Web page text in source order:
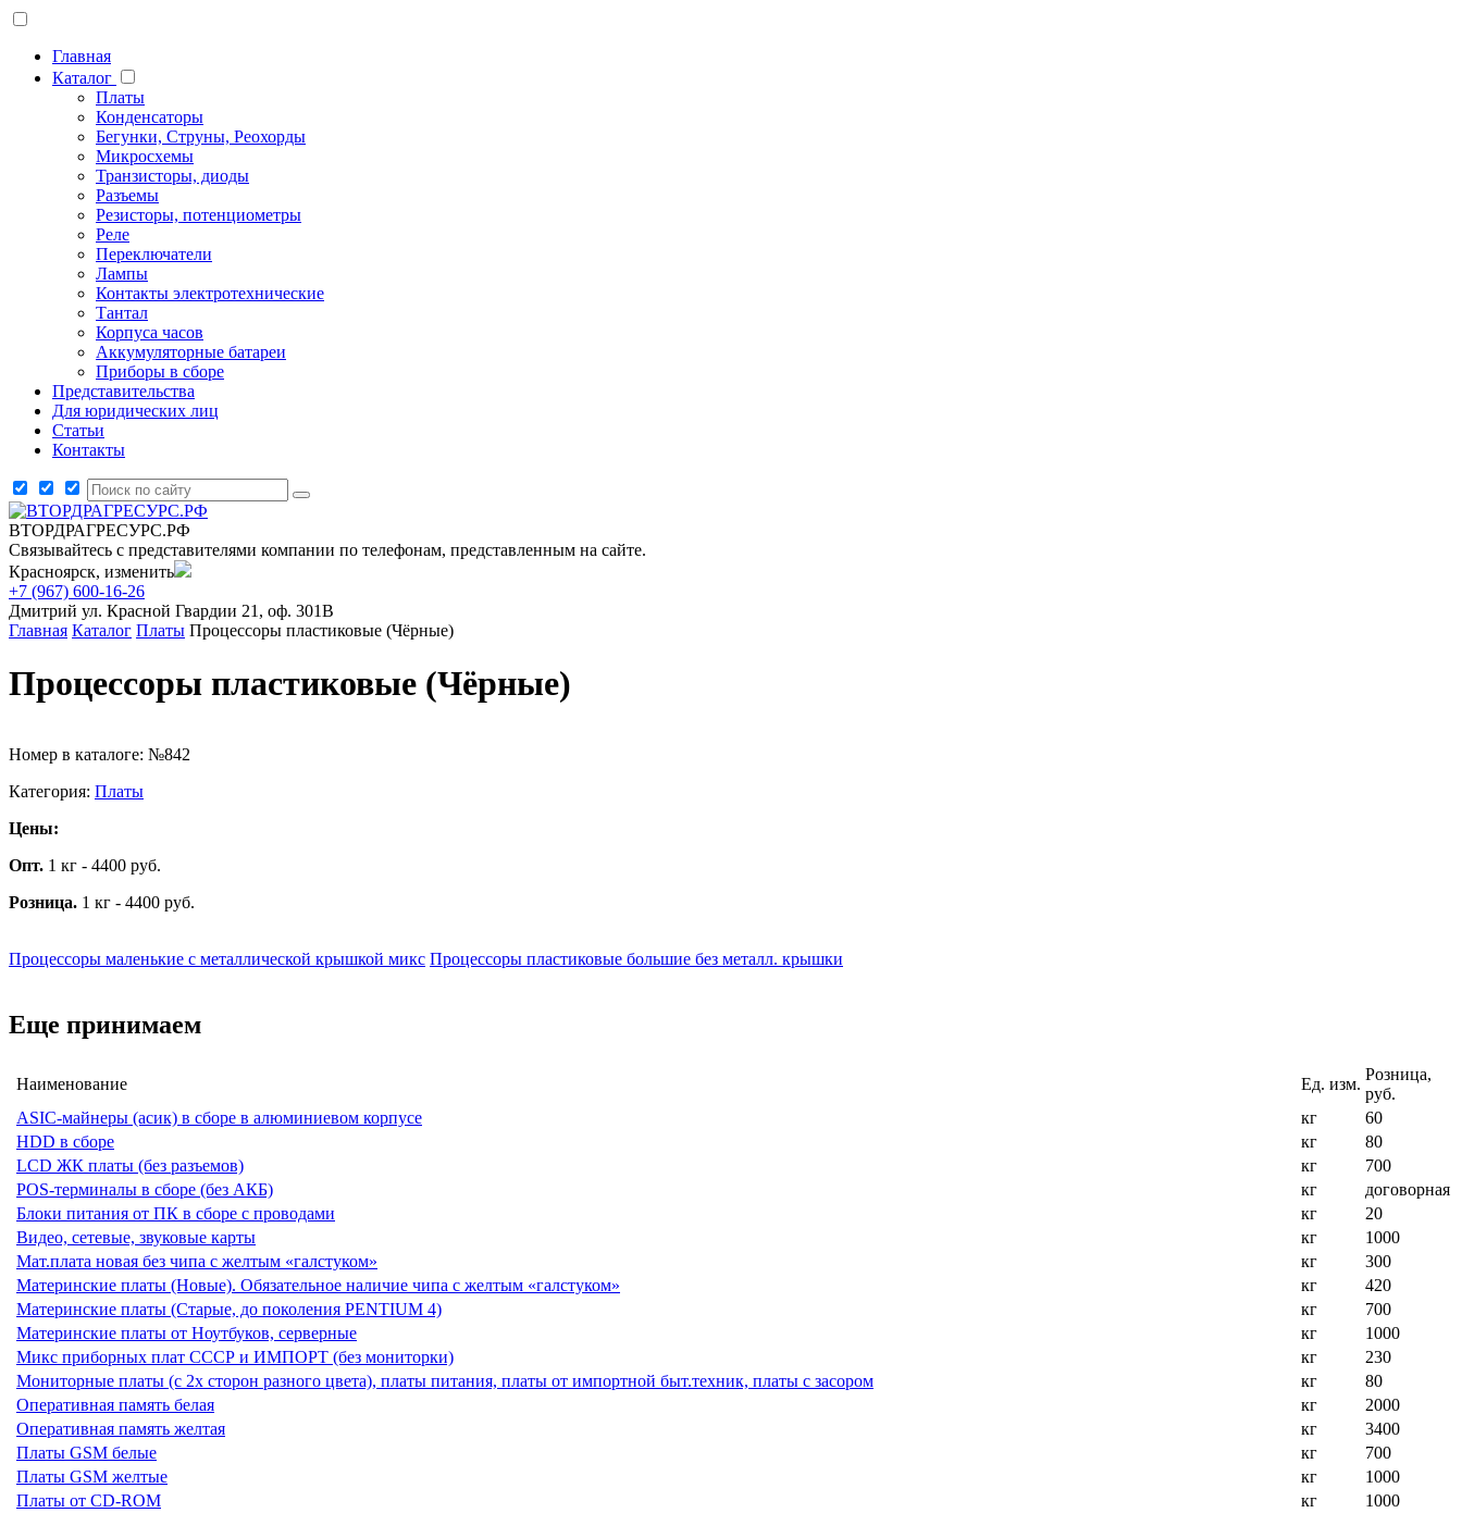
Главная
Каталог
Платы
Конденсаторы
Бегунки, Струны, Реохорды
Микросхемы
Транзисторы, диоды
Разъемы
Резисторы, потенциометры
Реле
Переключатели
Лампы
Контакты электротехнические
Тантал
Корпуса часов
Аккумуляторные батареи
Приборы в сборе
Представительства
Для юридических лиц
Статьи
Контакты
ВТОРДРАГРЕСУРС.РФ
Связывайтесь с представителями компании по телефонам, представленным на сайте.
Красноярск, изменить
+7 (967) 600-16-26
Дмитрий ул. Красной Гвардии 21, оф. 301В
Главная Каталог Платы Процессоры пластиковые (Чёрные)
Процессоры пластиковые (Чёрные)
Номер в каталоге: №842
Категория: Платы
Цены:
Опт. 1 кг - 4400 руб.
Розница. 1 кг - 4400 руб.
Процессоры маленькие с металлической крышкой микс Процессоры пластиковые большие без металл. крышки
Еще принимаем
Наименование Ед. изм.
Розница,
руб.
ASIC-майнеры (асик) в сборе в алюминиевом корпусе
кг
60
HDD в сборе
кг
80
LCD ЖК платы (без разъемов)
кг
700
POS-терминалы в сборе (без АКБ)
кг
договорная
Блоки питания от ПК в сборе с проводами
кг
20
Видео, сетевые, звуковые карты
кг
1000
Мат.плата новая без чипа с желтым «галстуком»
кг
300
Материнские платы (Новые). Обязательное наличие чипа с желтым «галстуком»
кг
420
Материнские платы (Старые, до поколения PENTIUM 4)
кг
700
Материнские платы от Ноутбуков, серверные
кг
1000
Микс приборных плат СССР и ИМПОРТ (без мониторки)
кг
230
Мониторные платы (с 2х сторон разного цвета), платы питания, платы от импортной быт.техник, платы с засором
кг
80
Оперативная память белая
кг
2000
Оперативная память желтая
кг
3400
Платы GSM белые
кг
700
Платы GSM желтые
кг
1000
Платы от CD-ROM
кг
1000